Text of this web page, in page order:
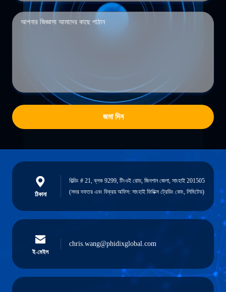
জমা দিন
ঠিকানা
বিল্ডিং # 21, ব্লক 9299, টিংওই রোড, জিনশান জেলা, সাংহাই 201505
(সদর দফতর এবং বিক্রয় অফিস: সাংহাই ফিডিক্স ট্রেডিং কোং, লিমিটেড)
ই-মেইল
chris.wang@phidixglobal.com